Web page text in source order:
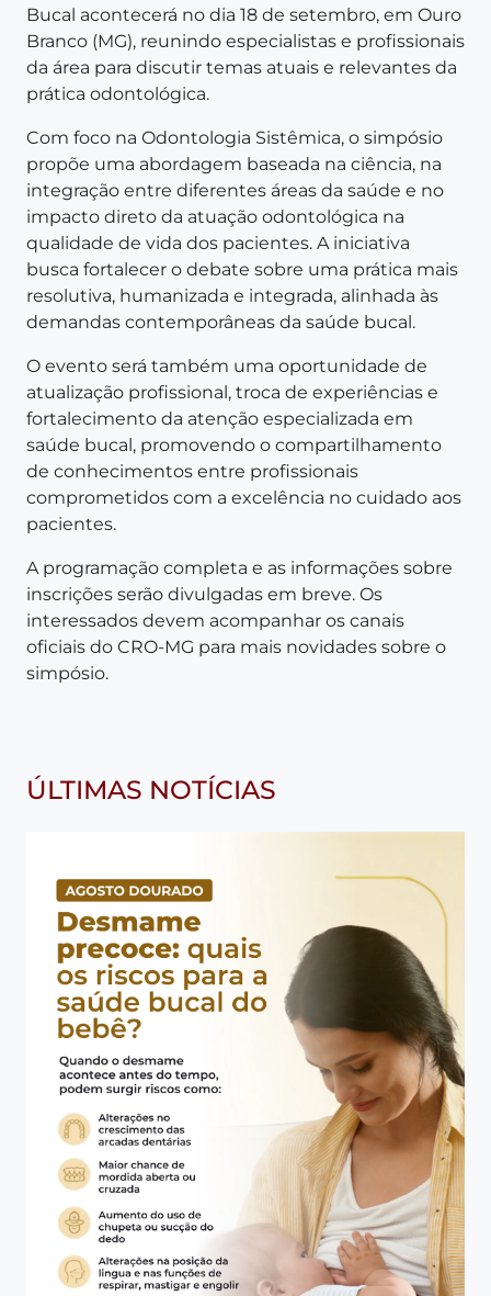
Bucal acontecerá no dia 18 de setembro, em Ouro
Branco (MG), reunindo especialistas e profissionais
da área para discutir temas atuais e relevantes da
prática odontológica.
Com foco na Odontologia Sistêmica, o simpósio
propõe uma abordagem baseada na ciência, na
integração entre diferentes áreas da saúde e no
impacto direto da atuação odontológica na
qualidade de vida dos pacientes. A iniciativa
busca fortalecer o debate sobre uma prática mais
resolutiva, humanizada e integrada, alinhada às
demandas contemporâneas da saúde bucal.
O evento será também uma oportunidade de
atualização profissional, troca de experiências e
fortalecimento da atenção especializada em
saúde bucal, promovendo o compartilhamento
de conhecimentos entre profissionais
comprometidos com a excelência no cuidado aos
pacientes.
A programação completa e as informações sobre
inscrições serão divulgadas em breve. Os
interessados devem acompanhar os canais
oficiais do CRO-MG para mais novidades sobre o
simpósio.
ÚLTIMAS NOTÍCIAS